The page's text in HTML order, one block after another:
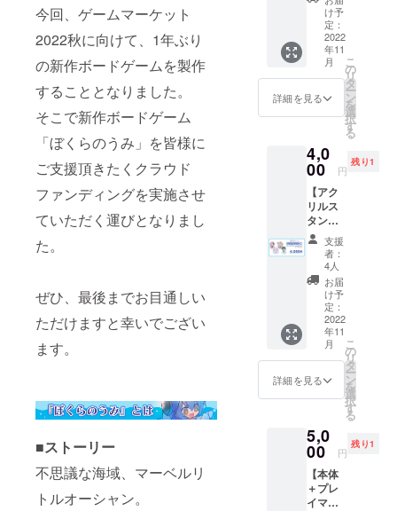
今回、ゲームマーケット
2022秋に向けて、1年ぶり
の新作ボードゲームを製作
することとなりました。
そこで新作ボードゲーム
「ぼくらのうみ」を皆様に
ご支援頂きたくクラウド
ファンディングを実施させ
ていただく運びとなりまし
た。
ぜひ、最後までお目通しい
ただけますと幸いでござい
ます。
■ストーリー
不思議な海域、マーベルリ
トルオーシャン。
す。
【料
金】 プ
ラン料
金2,750
円（消
費税
クリル
スタン
ド4種
（うみ
うし／
やどか
り／た
つのお
としご
うぐう
のつか
い）を
お送り
する
グッズ
プラン
です。
※ぼくら
のうみ
本体は
付いて
おりま
せんの
でご注
意くだ
さい。
cmの予
定で
す。 う
みう
し…1個
やどか
け予
定：
2022
年11
月
詳細を見る
こ
の
リ
タ
ー
ン
を
選
択
す
る
4,0
00 円
残り1
【アク
リルス
タンド4
種】
『ぼく
らのう
み』ア
クリル
スタン
ド4種
（はぶ
くらげ
／うみ
へび／
みのか
さご／
もんだ
こ）を
お送り
する
グッズ
プラン
支援
者：
4人
お届
け予
定：
2022
年11
月
詳細を見る
こ
の
リ
タ
ー
ン
を
選
択
す
る
5,0
00 円
残り1
【本体
＋プレ
イマッ